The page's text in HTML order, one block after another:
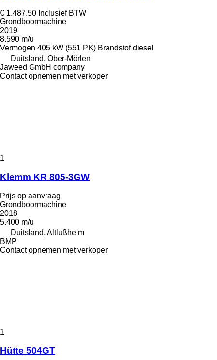
€ 1.487,50 Inclusief BTW
Grondboormachine
2019
8.590 m/u
Vermogen 405 kW (551 PK) Brandstof diesel
Duitsland, Ober-Mörlen
Jaweed GmbH company
Contact opnemen met verkoper
1
Klemm KR 805-3GW
Prijs op aanvraag
Grondboormachine
2018
5.400 m/u
Duitsland, Altlußheim
BMP
Contact opnemen met verkoper
1
Hütte 504GT